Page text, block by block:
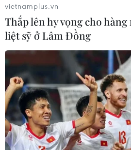
#Nhà đầu tư
Theo dõi VietnamPlus
TIN LIÊN QUAN
vietnamplus.vn
Thắp lên hy vọng cho
liệt sỹ ở Lâm Đồng